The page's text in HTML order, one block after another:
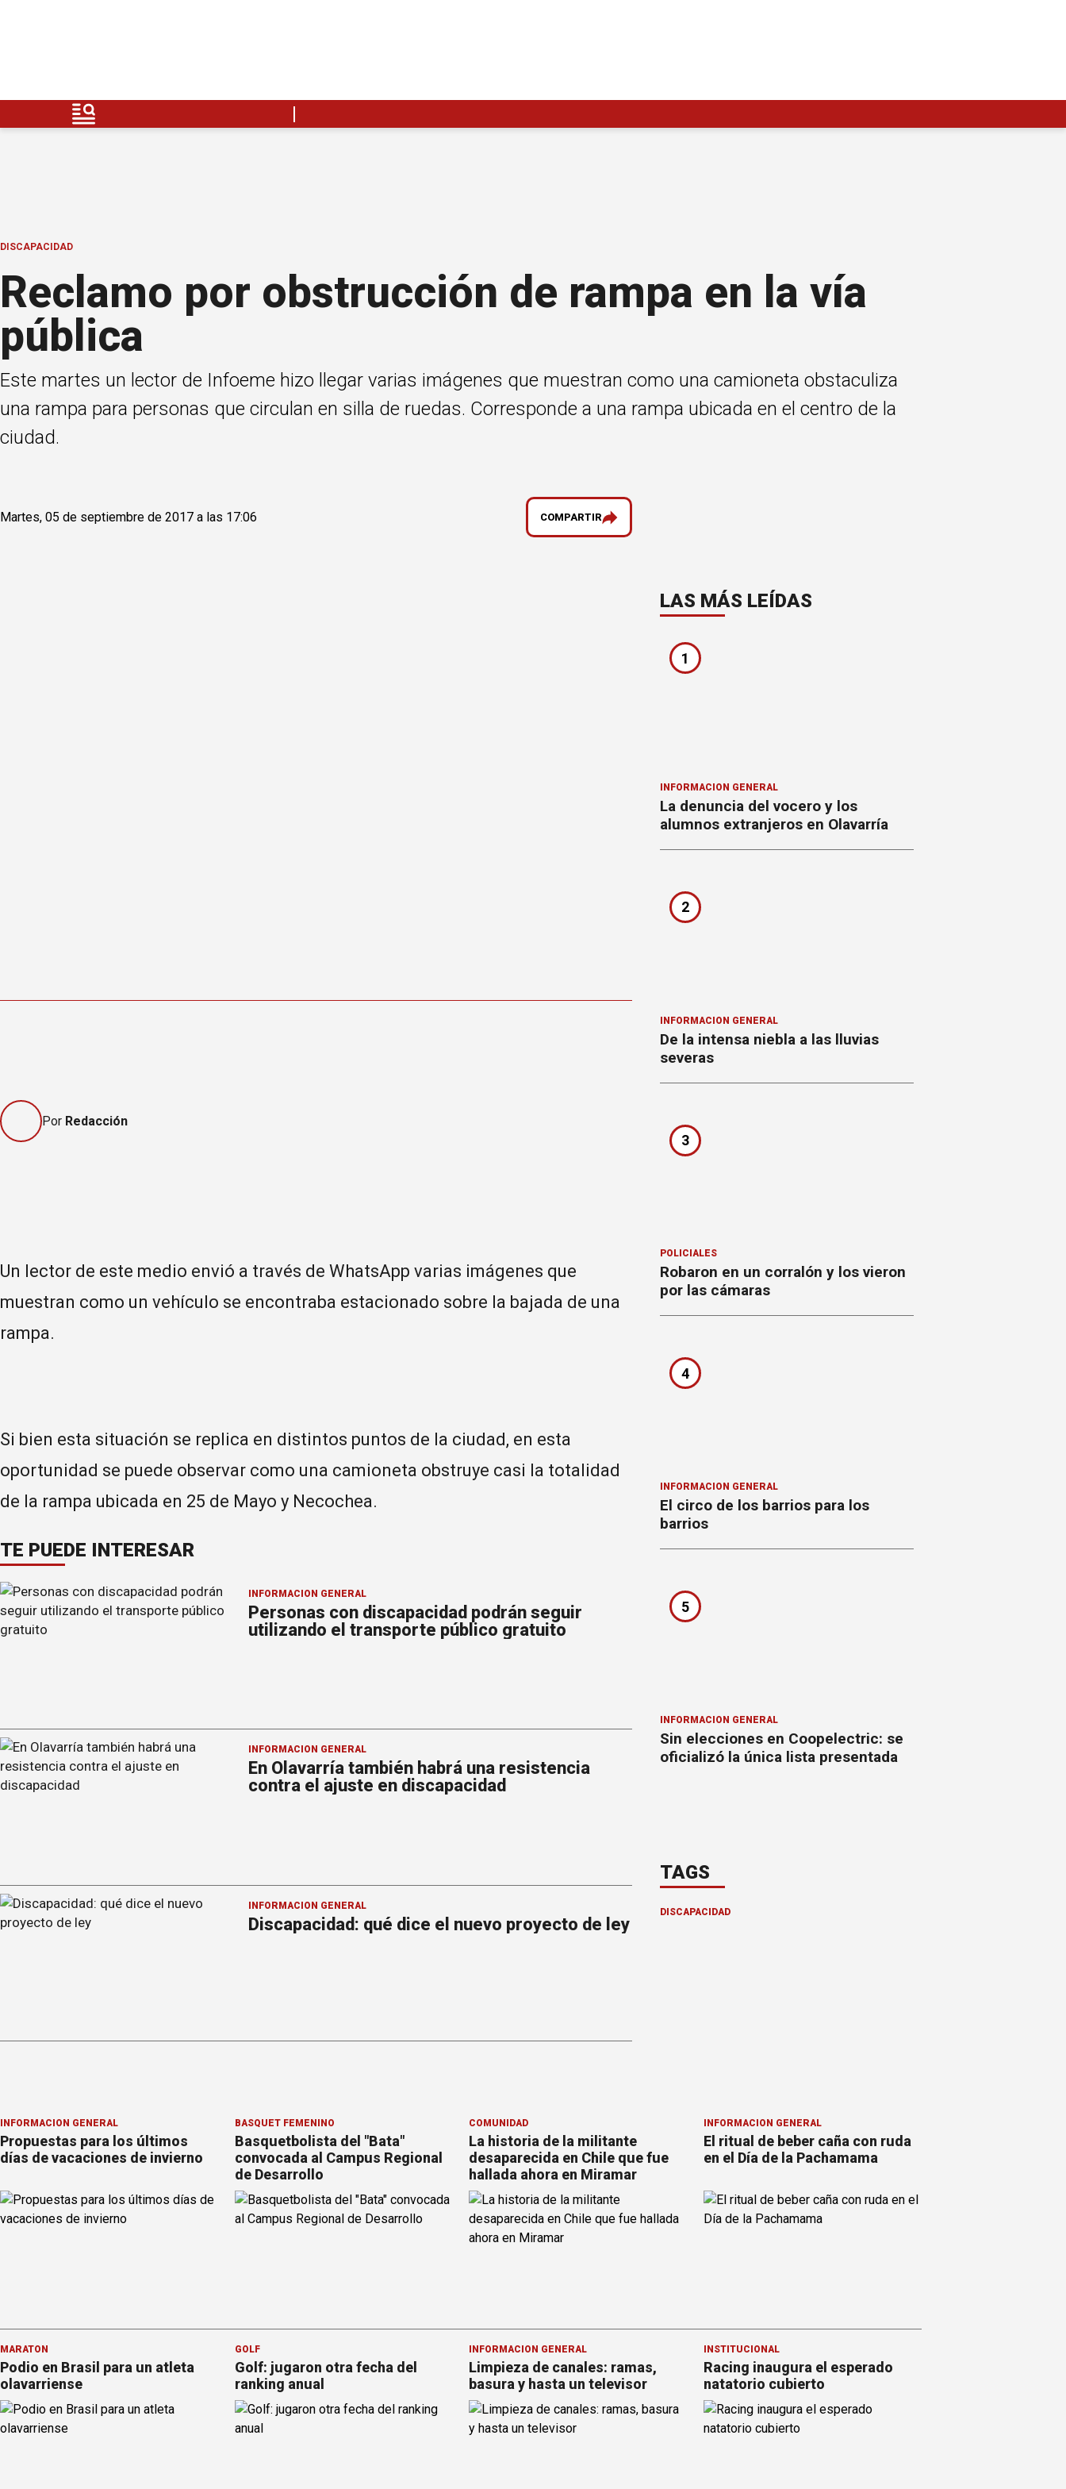
DISCAPACIDAD
Reclamo por obstrucción de rampa en la vía
pública
Este martes un lector de Infoeme hizo llegar varias imágenes que muestran como una camioneta obstaculiza
una rampa para personas que circulan en silla de ruedas. Corresponde a una rampa ubicada en el centro de la
ciudad.
Martes, 05 de septiembre de 2017 a las 17:06 COMPARTIR
Por Redacción
Un lector de este medio envió a través de WhatsApp varias imágenes que
muestran como un vehículo se encontraba estacionado sobre la bajada de una
rampa.
Si bien esta situación se replica en distintos puntos de la ciudad, en esta
oportunidad se puede observar como una camioneta obstruye casi la totalidad
de la rampa ubicada en 25 de Mayo y Necochea.
TE PUEDE INTERESAR
INFORMACION GENERAL
Personas con discapacidad podrán seguir
utilizando el transporte público gratuito
INFORMACION GENERAL
En Olavarría también habrá una resistencia
contra el ajuste en discapacidad
INFORMACION GENERAL
Discapacidad: qué dice el nuevo proyecto de ley
LAS MÁS LEÍDAS
1
INFORMACION GENERAL
La denuncia del vocero y los
alumnos extranjeros en Olavarría
2
INFORMACION GENERAL
De la intensa niebla a las lluvias
severas
3
POLICIALES
Robaron en un corralón y los vieron
por las cámaras
4
INFORMACION GENERAL
El circo de los barrios para los
barrios
5
INFORMACION GENERAL
Sin elecciones en Coopelectric: se
oficializó la única lista presentada
TAGS
DISCAPACIDAD
INFORMACION GENERAL
Propuestas para los últimos
días de vacaciones de invierno
BÁSQUET FEMENINO
Basquetbolista del "Bata"
convocada al Campus Regional
de Desarrollo
COMUNIDAD
La historia de la militante
desaparecida en Chile que fue
hallada ahora en Miramar
INFORMACION GENERAL
El ritual de beber caña con ruda
en el Día de la Pachamama
MARATÓN
Podio en Brasil para un atleta
olavarriense
GOLF
Golf: jugaron otra fecha del
ranking anual
INFORMACION GENERAL
Limpieza de canales: ramas,
basura y hasta un televisor
INSTITUCIONAL
Racing inaugura el esperado
natatorio cubierto